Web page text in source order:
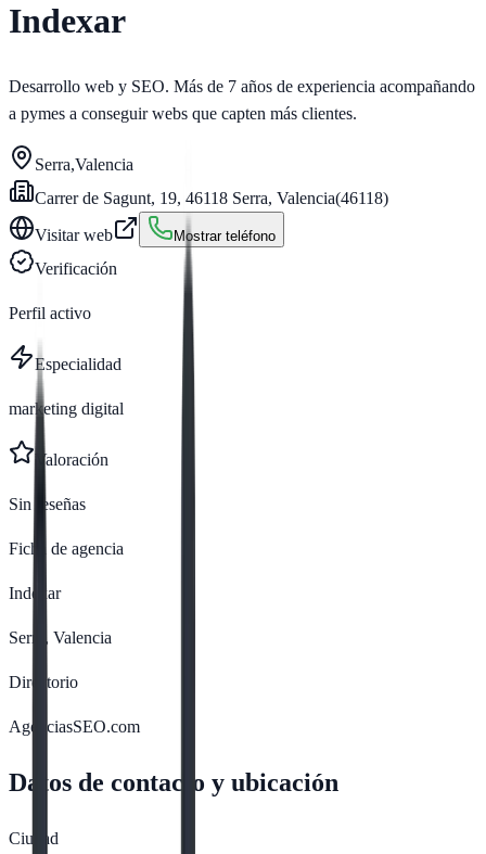
Indexar
Desarrollo web y SEO. Más de 7 años de experiencia acompañando
a pymes a conseguir webs que capten más clientes.
Serra,Valencia
Carrer de Sagunt, 19, 46118 Serra, Valencia(46118)
Visitar web
Mostrar teléfono
Verificación
Perfil activo
Especialidad
marketing digital
Valoración
Sin reseñas
Ficha de agencia
Indexar
Serra, Valencia
Directorio
AgenciasSEO.com
Datos de contacto y ubicación
Ciudad